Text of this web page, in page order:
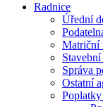
Radnice
Úřední
Matriční
Stavební
Správa
Ostatní